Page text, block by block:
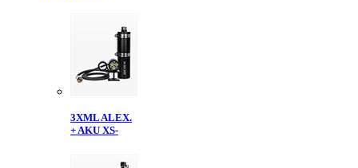
3XML ALEX.
+ AKU XS-